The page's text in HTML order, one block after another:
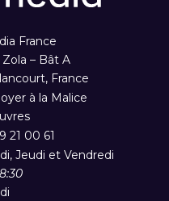
France
– Bât A
France
à la Malice
21 00 61
Jeudi et Vendredi